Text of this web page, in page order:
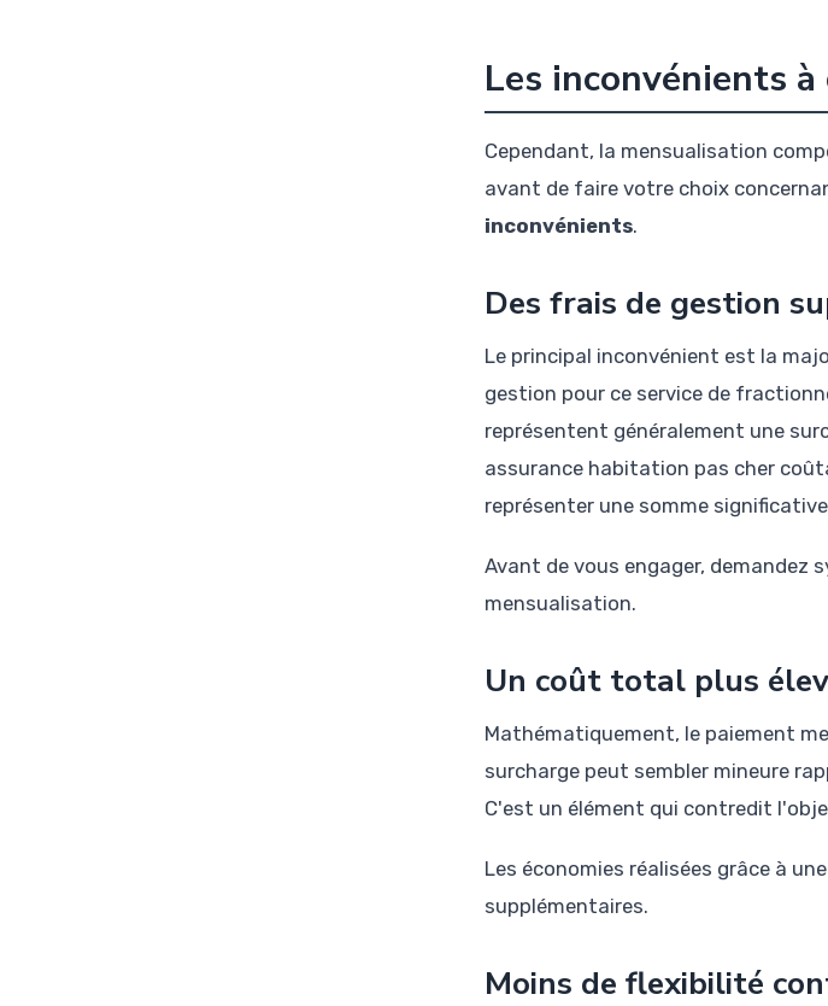
Les inconvénients
Cependant, la mensualisation
avant de faire votre choix
inconvénients.
Des frais de gestion
Le principal inconvénient est la
gestion pour ce service de
représentent généralement une
assurance habitation pas cher
représenter une somme
Avant de vous engager, demandez
mensualisation.
Un coût total plus
Mathématiquement, le paiement
surcharge peut sembler mineure
C'est un élément qui contredit
Les économies réalisées grâce à
supplémentaires.
Moins de flexibilité